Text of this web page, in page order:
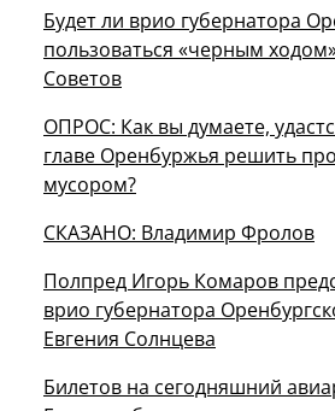
Будет ли врио губернатора
пользоваться «черным
Советов
ОПРОС: Как вы думаете,
главе Оренбуржья решить
мусором?
СКАЗАНО: Владимир Фролов
Полпред Игорь Комаров
врио губернатора
Евгения Солнцева
Билетов на сегодняшний